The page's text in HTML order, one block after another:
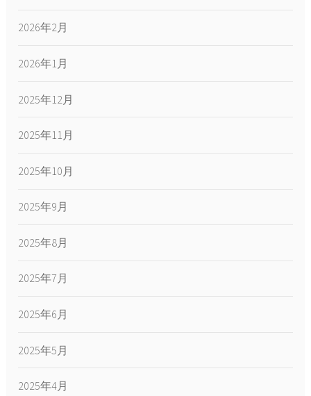
2026年2月
2026年1月
2025年12月
2025年11月
2025年10月
2025年9月
2025年8月
2025年7月
2025年6月
2025年5月
2025年4月